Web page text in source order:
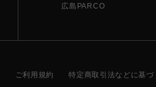
広島PARCO
ご利用規約 特定商取引法などに基づ